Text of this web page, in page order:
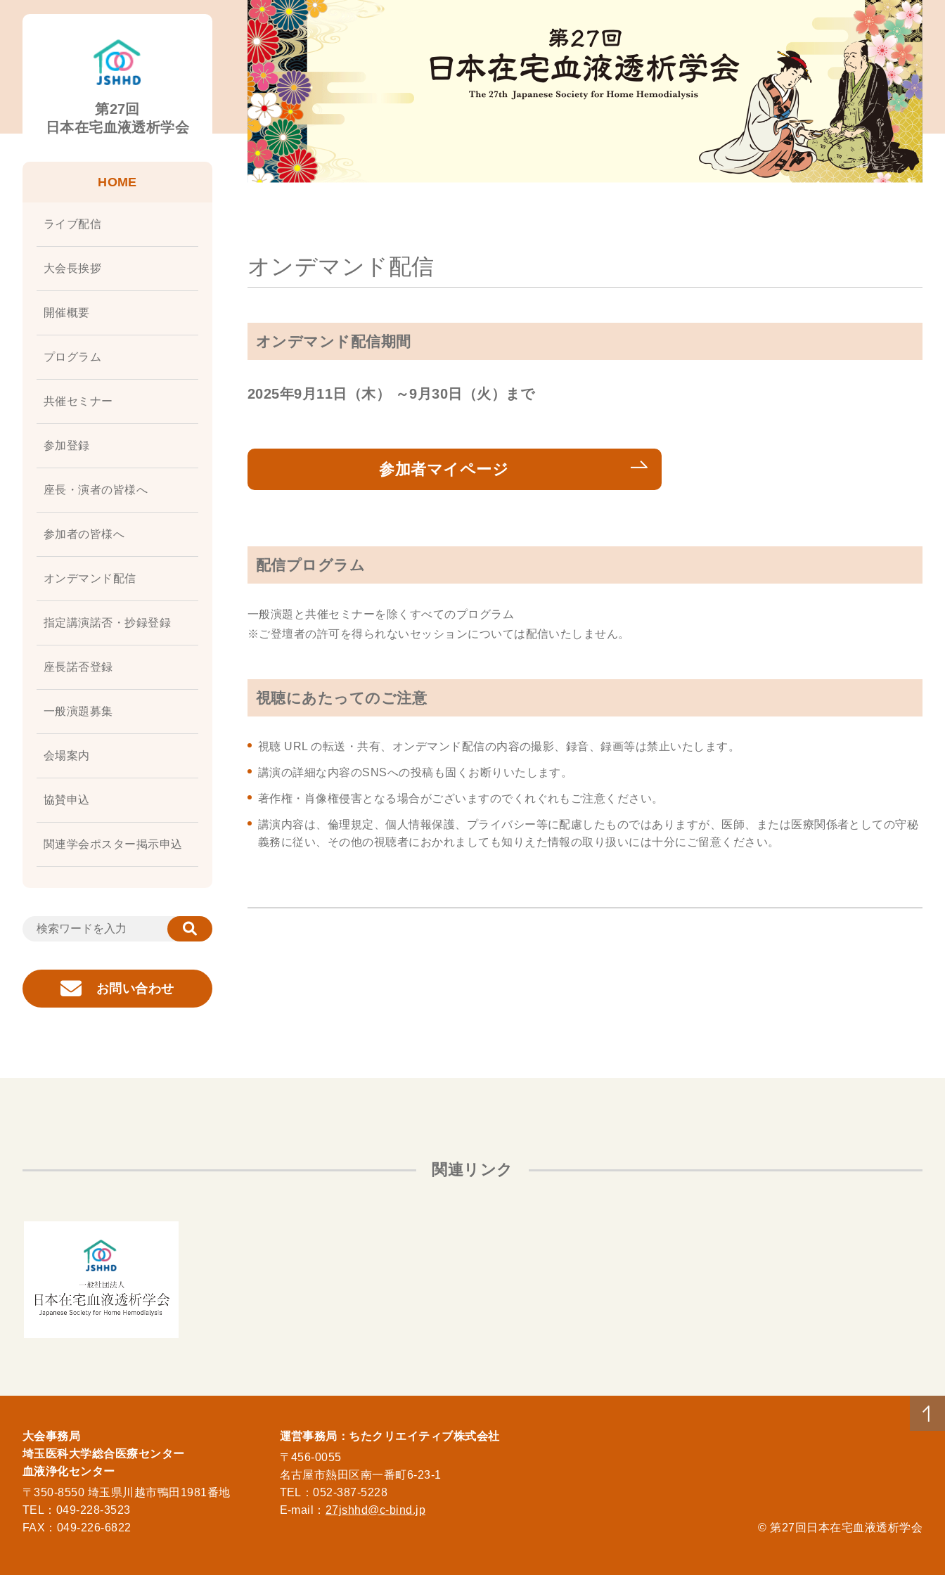
第27回
日本在宅血液透析学会
HOME
ライブ配信
大会長挨拶
開催概要
プログラム
共催セミナー
参加登録
座長・演者の皆様へ
参加者の皆様へ
オンデマンド配信
指定講演諾否・抄録登録
座長諾否登録
一般演題募集
会場案内
協賛申込
関連学会ポスター掲示申込
お問い合わせ
オンデマンド配信
オンデマンド配信期間
2025年9月11日（木） ～9月30日（火）まで
参加者マイページ
配信プログラム
一般演題と共催セミナーを除くすべてのプログラム
※ご登壇者の許可を得られないセッションについては配信いたしません。
視聴にあたってのご注意
視聴 URL の転送・共有、オンデマンド配信の内容の撮影、録音、録画等は禁止いたします。
講演の詳細な内容のSNSへの投稿も固くお断りいたします。
著作権・肖像権侵害となる場合がございますのでくれぐれもご注意ください。
講演内容は、倫理規定、個人情報保護、プライバシー等に配慮したものではありますが、医師、または医療関係者としての守秘
義務に従い、その他の視聴者におかれましても知りえた情報の取り扱いには十分にご留意ください。
関連リンク
大会事務局
埼玉医科大学総合医療センター
血液浄化センター
〒350-8550 埼玉県川越市鴨田1981番地
TEL：049-228-3523
FAX：049-226-6822
運営事務局：ちたクリエイティブ株式会社
〒456-0055
名古屋市熱田区南一番町6-23-1
TEL：052-387-5228
E-mail： 27jshhd@c-bind.jp
© 第27回日本在宅血液透析学会